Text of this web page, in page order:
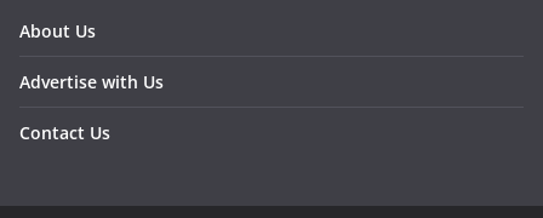
About Us
Advertise with Us
Contact Us